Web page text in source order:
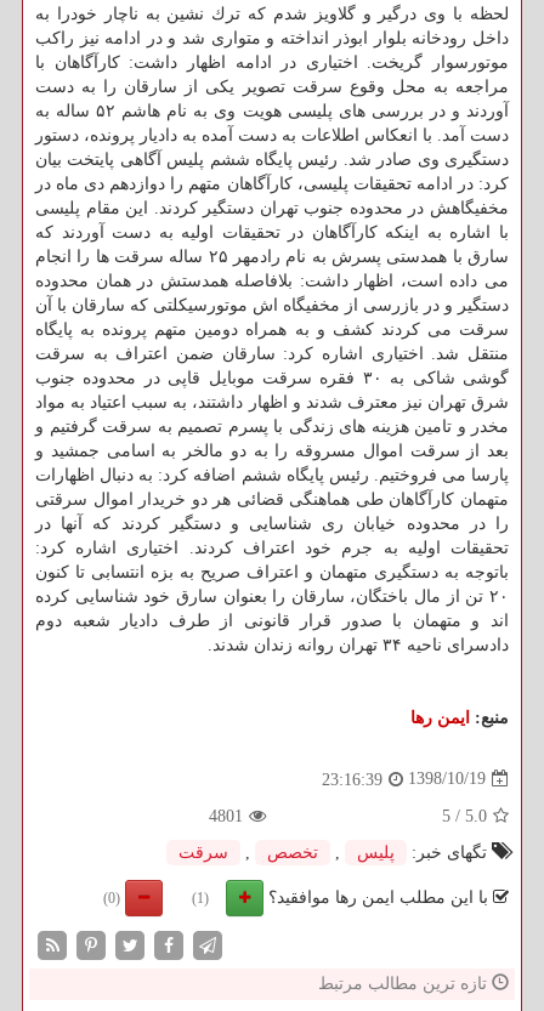
لحظه با وی درگیر و گلاویز شدم كه ترك نشین به ناچار خودرا به
داخل رودخانه بلوار ابوذر انداخته و متواری شد و در ادامه نیز راكب
موتورسوار گریخت. اختیاری در ادامه اظهار داشت: كارآگاهان با
مراجعه به محل وقوع سرقت تصویر یكی از سارقان را به دست
آوردند و در بررسی های پلیسی هویت وی به نام هاشم ۵۲ ساله به
دست آمد. با انعكاس اطلاعات به دست آمده به دادیار پرونده، دستور
دستگیری وی صادر شد. رئیس پایگاه ششم پلیس آگاهی پایتخت بیان
كرد: در ادامه تحقیقات پلیسی، كارآگاهان متهم را دوازدهم دی ماه در
مخفیگاهش در محدوده جنوب تهران دستگیر كردند. این مقام پلیسی
با اشاره به اینكه كارآگاهان در تحقیقات اولیه به دست آوردند كه
سارق با همدستی پسرش به نام رادمهر ۲۵ ساله سرقت ها را انجام
می داده است، اظهار داشت: بلافاصله همدستش در همان محدوده
دستگیر و در بازرسی از مخفیگاه اش موتورسیكلتی كه سارقان با آن
سرقت می كردند كشف و به همراه دومین متهم پرونده به پایگاه
منتقل شد. اختیاری اشاره كرد: سارقان ضمن اعتراف به سرقت
گوشی شاكی به ۳۰ فقره سرقت موبایل قاپی در محدوده جنوب
شرق تهران نیز معترف شدند و اظهار داشتند، به سبب اعتیاد به مواد
مخدر و تامین هزینه های زندگی با پسرم تصمیم به سرقت گرفتیم و
بعد از سرقت اموال مسروقه را به دو مالخر به اسامی جمشید و
پارسا می فروختیم. رئیس پایگاه ششم اضافه كرد: به دنبال اظهارات
متهمان كارآگاهان طی هماهنگی قضائی هر دو خریدار اموال سرقتی
را در محدوده خیابان ری شناسایی و دستگیر كردند كه آنها در
تحقیقات اولیه به جرم خود اعتراف كردند. اختیاری اشاره كرد:
باتوجه به دستگیری متهمان و اعتراف صریح به بزه انتسابی تا كنون
۲۰ تن از مال باختگان، سارقان را بعنوان سارق خود شناسایی كرده
اند و متهمان با صدور قرار قانونی از طرف دادیار شعبه دوم
دادسرای ناحیه ۳۴ تهران روانه زندان شدند.
منبع: ایمن رها
1398/10/19
23:16:39
5.0
/
5
4801
تگهای خبر:
پلیس تخصص سرقت
با این مطلب ایمن رها موافقید؟ (1)
(0)
تازه ترین مطالب مرتبط